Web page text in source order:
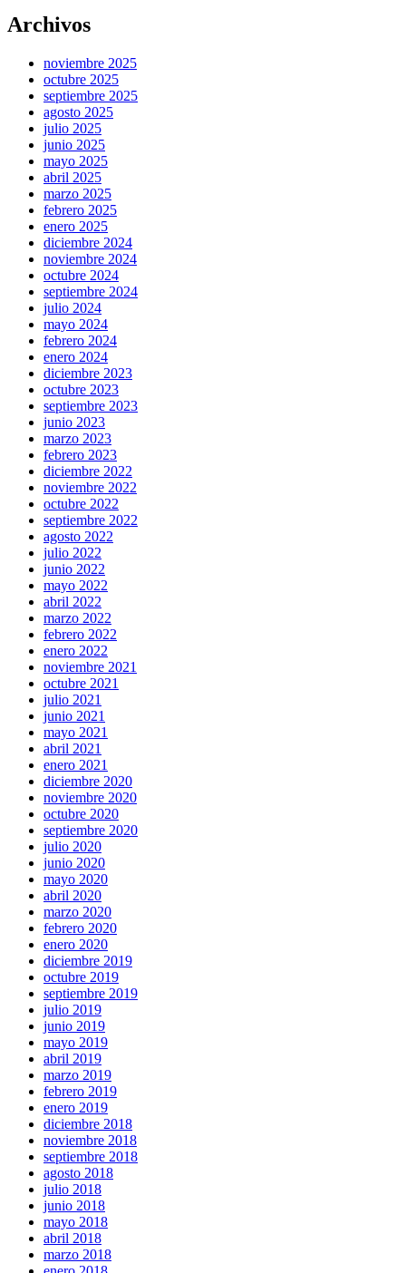
Archivos
noviembre 2025
octubre 2025
septiembre 2025
agosto 2025
julio 2025
junio 2025
mayo 2025
abril 2025
marzo 2025
febrero 2025
enero 2025
diciembre 2024
noviembre 2024
octubre 2024
septiembre 2024
julio 2024
mayo 2024
febrero 2024
enero 2024
diciembre 2023
octubre 2023
septiembre 2023
junio 2023
marzo 2023
febrero 2023
diciembre 2022
noviembre 2022
octubre 2022
septiembre 2022
agosto 2022
julio 2022
junio 2022
mayo 2022
abril 2022
marzo 2022
febrero 2022
enero 2022
noviembre 2021
octubre 2021
julio 2021
junio 2021
mayo 2021
abril 2021
enero 2021
diciembre 2020
noviembre 2020
octubre 2020
septiembre 2020
julio 2020
junio 2020
mayo 2020
abril 2020
marzo 2020
febrero 2020
enero 2020
diciembre 2019
octubre 2019
septiembre 2019
julio 2019
junio 2019
mayo 2019
abril 2019
marzo 2019
febrero 2019
enero 2019
diciembre 2018
noviembre 2018
septiembre 2018
agosto 2018
julio 2018
junio 2018
mayo 2018
abril 2018
marzo 2018